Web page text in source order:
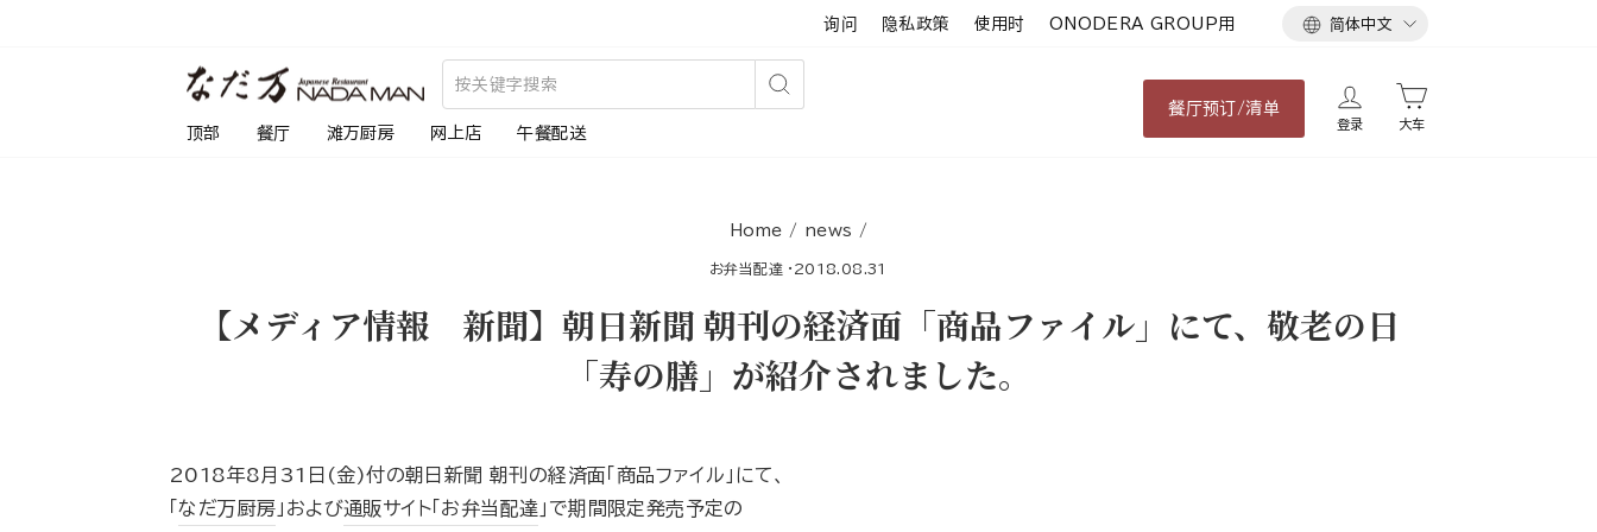
询问 隐私政策 使用时 ONODERA GROUP用
语
简体中文
搜
顶部 餐厅 滩万厨房 网上店 午餐配送
餐厅预订/清单
登录 大车
Home / news /
お弁当配達 · 2018.08.31
【メディア情報 新聞】朝日新聞 朝刊の経済面「商品ファイル」にて、敬老の日
「寿の膳」が紹介されました。
2018年8月31日(金)付の朝日新聞 朝刊の経済面「商品ファイル」にて、
「なだ万厨房 」および通販サイト｢お弁当配達 ｣で期間限定発売予定の